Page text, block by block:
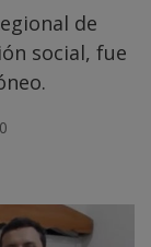
de
social, fue